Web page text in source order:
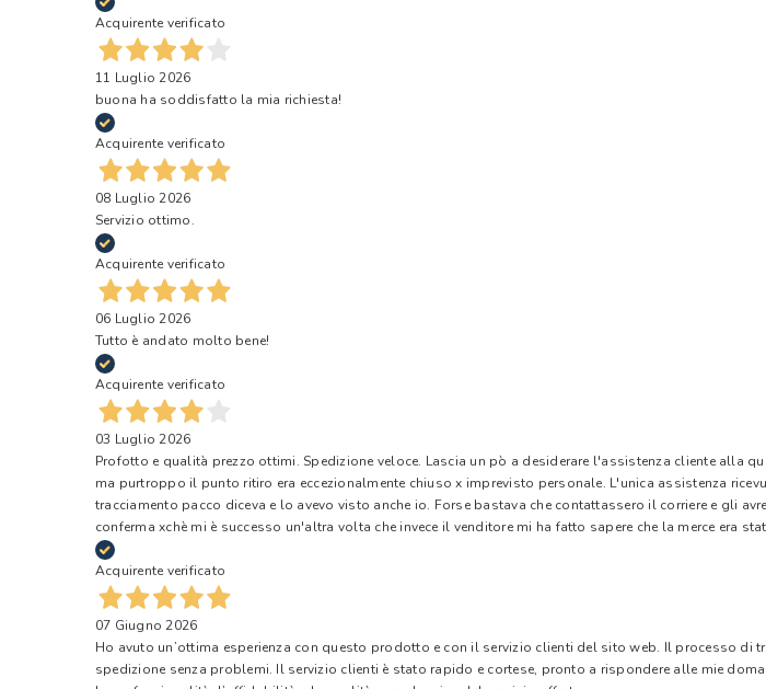
Acquirente verificato
11 Luglio 2026
buona ha soddisfatto la mia richiesta!
Acquirente verificato
08 Luglio 2026
Servizio ottimo.
Acquirente verificato
06 Luglio 2026
Tutto è andato molto bene!
Acquirente verificato
03 Luglio 2026
Profotto e qualità prezzo ottimi. Spedizione veloce. Lascia un pò a desiderare l'assistenza cliente
ma purtroppo il punto ritiro era eccezionalmente chiuso x imprevisto personale. L'unica assistenza
tracciamento pacco diceva e lo avevo visto anche io. Forse bastava che contattassero il corriere e gli
conferma xchè mi è successo un'altra volta che invece il venditore mi ha fatto sapere che la merce era
Acquirente verificato
07 Giugno 2026
Ho avuto un’ottima esperienza con questo prodotto e con il servizio clienti del sito web. Il processo
spedizione senza problemi. Il servizio clienti è stato rapido e cortese, pronto a rispondere alle mie